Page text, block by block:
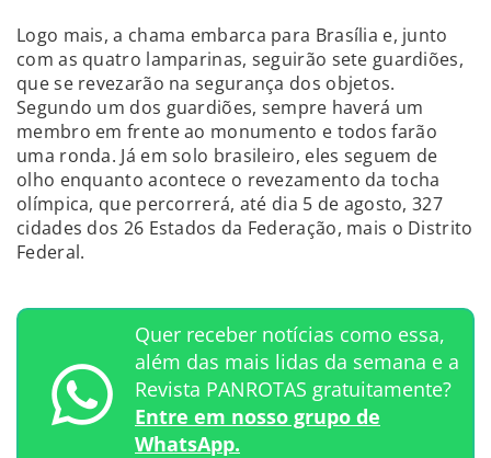
Logo mais, a chama embarca para Brasília e, junto
com as quatro lamparinas, seguirão sete guardiões,
que se revezarão na segurança dos objetos.
Segundo um dos guardiões, sempre haverá um
membro em frente ao monumento e todos farão
uma ronda. Já em solo brasileiro, eles seguem de
olho enquanto acontece o revezamento da tocha
olímpica, que percorrerá, até dia 5 de agosto, 327
cidades dos 26 Estados da Federação, mais o Distrito
Federal.
Quer receber notícias como essa,
além das mais lidas da semana e a
Revista PANROTAS gratuitamente?
Entre em nosso grupo de
WhatsApp.